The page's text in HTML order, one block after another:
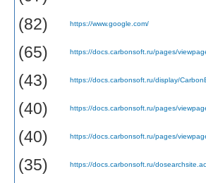
(82) https://www.google.com/
(65) https://docs.carbonsoft.ru/pages/
(43) https://docs.carbonsoft.ru/display/
(40) https://docs.carbonsoft.ru/pages/
(40) https://docs.carbonsoft.ru/pages/
(35) https://docs.carbonsoft.ru/